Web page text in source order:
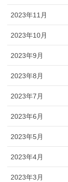
2023年11月
2023年10月
2023年9月
2023年8月
2023年7月
2023年6月
2023年5月
2023年4月
2023年3月